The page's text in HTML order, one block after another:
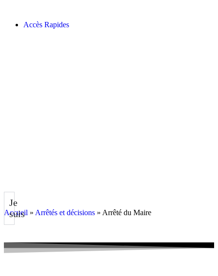
Accès Rapides
Je
suis
Accueil » Arrêtés et décisions » Arrêté du Maire